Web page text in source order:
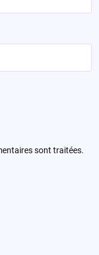
sont traitées.